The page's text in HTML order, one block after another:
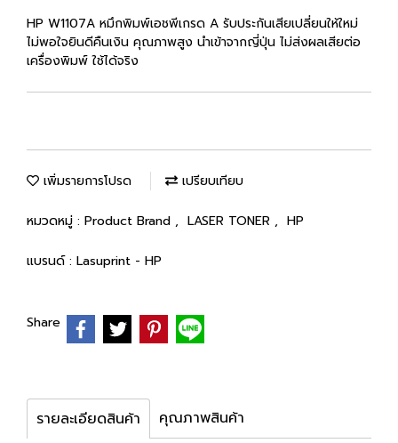
HP W1107A หมึกพิมพ์เอชพีเกรด A รับประกันเสียเปลี่ยนให้ใหม่
ไม่พอใจยินดีคืนเงิน คุณภาพสูง นำเข้าจากญี่ปุ่น ไม่ส่งผลเสียต่อ
เครื่องพิมพ์ ใช้ได้จริง
เพิ่มรายการโปรด เปรียบเทียบ
หมวดหมู่ : Product Brand , LASER TONER , HP
แบรนด์ : Lasuprint - HP
Share
รายละเอียดสินค้า คุณภาพสินค้า